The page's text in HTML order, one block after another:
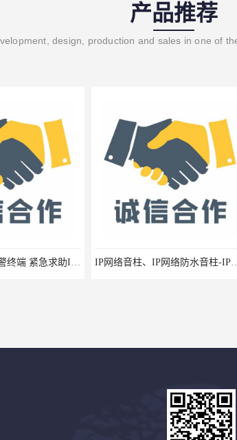
产品推荐
design, production and sales in one of
紧急求助对讲报警终端 紧急求助IP网络广播厂家 IP网络音柱、IP网络防水音柱-IP网络广播音